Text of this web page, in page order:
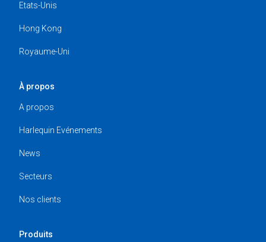
Etats-Unis
Hong Kong
Royaume-Uni
À propos
A propos
Harlequin Evénements
News
Secteurs
Nos clients
Produits